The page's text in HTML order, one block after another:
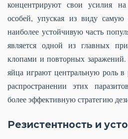
концентрируют свои усилия
особей, упуская из виду
наиболее устойчивую часть
является одной из главных
клопами и повторных
яйца играют центральную роль
распространении этих
более эффективную стратегию
Резистентность и